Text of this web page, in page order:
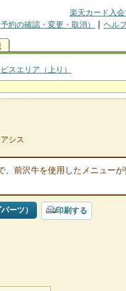
楽天カード入
約の確認・変更・取消） ヘル
スエリア（上り）
シス
、前沢牛を使用したメニュー
ーツ） 印刷する